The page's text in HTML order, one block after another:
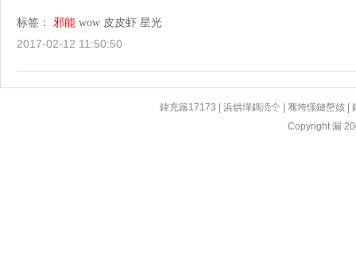
标签： 邪能 wow 皮皮虾 星光
2017-02-12 11:50:50
鍏充簬17173 |浜烘墠鎷涜仒 |骞垮憡鏈嶅姟 |
Copyright 漏